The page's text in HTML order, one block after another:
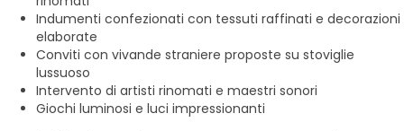
Indumenti confezionati con tessuti raffinati e decorazioni
elaborate
Conviti con vivande straniere proposte su stoviglie
lussuoso
Intervento di artisti rinomati e maestri sonori
Giochi luminosi e luci impressionanti